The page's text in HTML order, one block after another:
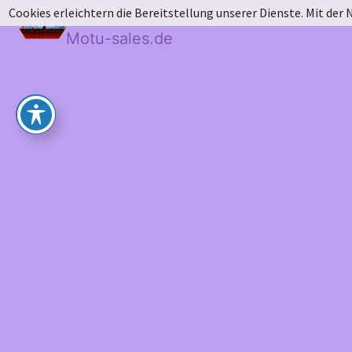
Motu-sales.de
Cookies erleichtern die Bereitstellung unserer Dienste. Mit der